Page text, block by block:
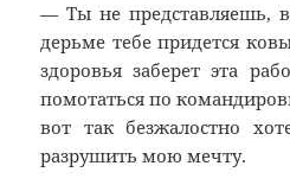
— Ты не представляешь,
дерьме тебе придется
здоровья заберет эта
помотаться по
вот так безжалостно
разрушить мою мечту.